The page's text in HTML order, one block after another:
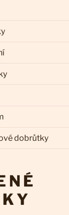
dobrůtky